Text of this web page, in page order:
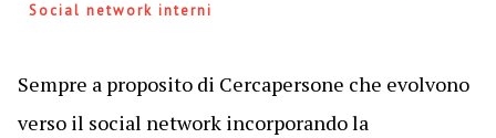
Social network interni
Sempre a proposito di Cercapersone che evolvono
verso il social network incorporando la